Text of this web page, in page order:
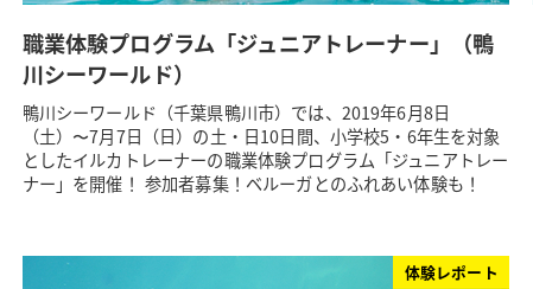
職業体験プログラム「ジュニアトレーナー」（鴨
川シーワールド）
鴨川シーワールド（千葉県鴨川市）では、2019年6月8日
（土）〜7月7日（日）の土・日10日間、小学校5・6年生を対象
としたイルカトレーナーの職業体験プログラム「ジュニアトレー
ナー」を開催！ 参加者募集！ベルーガとのふれあい体験も！
体験レポート